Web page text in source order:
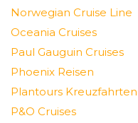
Norwegian Cruise Line
Oceania Cruises
Paul Gauguin Cruises
Phoenix Reisen
Plantours Kreuzfahrten
P&O Cruises